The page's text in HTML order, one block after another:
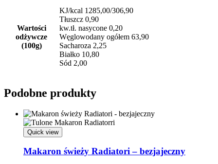
Wartości
odżywcze
(100g)
KJ/kcal 1285,00/306,90
Tłuszcz 0,90
kw.tł. nasycone 0,20
Węglowodany ogółem 63,90
Sacharoza 2,25
Białko 10,80
Sód 2,00
Podobne produkty
Quick view
Makaron świeży Radiatori – bezjajeczny